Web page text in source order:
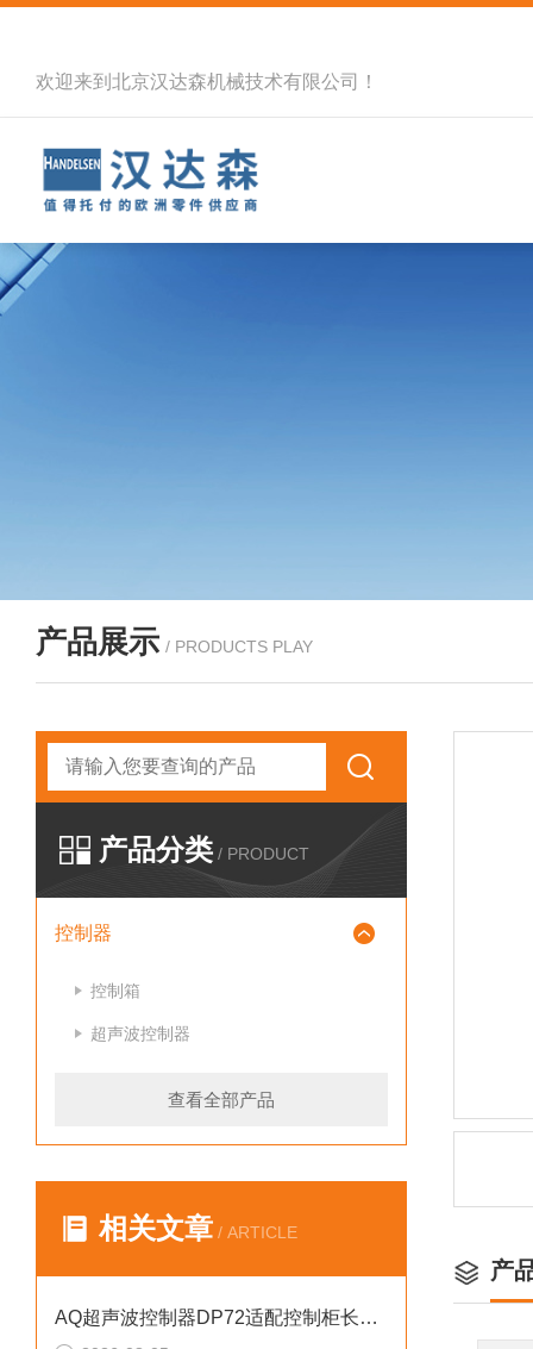
欢迎来到北京汉达森机械技术有限公司！
产品展示 / PRODUCTS PLAY
产品分类 / PRODUCT
控制器
控制箱
超声波控制器
查看全部产品
相关文章 / ARTICLE
AQ超声波控制器DP72适配控制柜长期使用
产